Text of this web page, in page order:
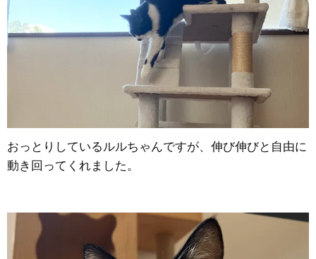
おっとりしているルルちゃんですが、伸び伸びと自由に
動き回ってくれました。